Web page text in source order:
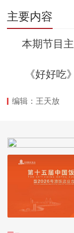
主要内容
本期节目主
《好好吃》
编辑：王天放